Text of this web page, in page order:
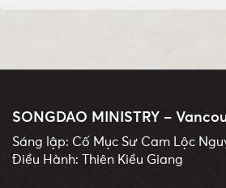
SONGDAO MINISTRY –
Sáng lập: Cố Mục Sư Cam Lộc
Điều Hành: Thiên Kiều Giang